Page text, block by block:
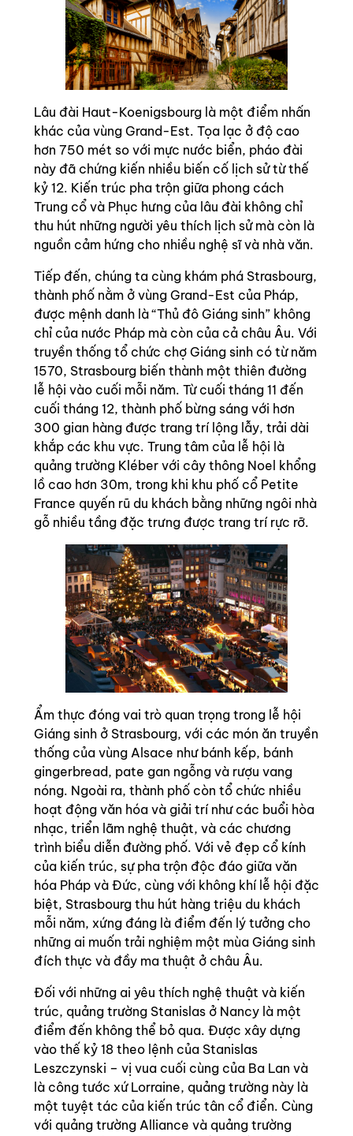
Lâu đài Haut-Koenigsbourg là một điểm nhấn
khác của vùng Grand-Est. Tọa lạc ở độ cao
hơn 750 mét so với mực nước biển, pháo đài
này đã chứng kiến nhiều biến cố lịch sử từ thế
kỷ 12. Kiến trúc pha trộn giữa phong cách
Trung cổ và Phục hưng của lâu đài không chỉ
thu hút những người yêu thích lịch sử mà còn là
nguồn cảm hứng cho nhiều nghệ sĩ và nhà văn.
Tiếp đến, chúng ta cùng khám phá Strasbourg,
thành phố nằm ở vùng Grand-Est của Pháp,
được mệnh danh là “Thủ đô Giáng sinh” không
chỉ của nước Pháp mà còn của cả châu Âu. Với
truyền thống tổ chức chợ Giáng sinh có từ năm
1570, Strasbourg biến thành một thiên đường
lễ hội vào cuối mỗi năm. Từ cuối tháng 11 đến
cuối tháng 12, thành phố bừng sáng với hơn
300 gian hàng được trang trí lộng lẫy, trải dài
khắp các khu vực. Trung tâm của lễ hội là
quảng trường Kléber với cây thông Noel khổng
lồ cao hơn 30m, trong khi khu phố cổ Petite
France quyến rũ du khách bằng những ngôi nhà
gỗ nhiều tầng đặc trưng được trang trí rực rỡ.
Ẩm thực đóng vai trò quan trọng trong lễ hội
Giáng sinh ở Strasbourg, với các món ăn truyền
thống của vùng Alsace như bánh kếp, bánh
gingerbread, pate gan ngỗng và rượu vang
nóng. Ngoài ra, thành phố còn tổ chức nhiều
hoạt động văn hóa và giải trí như các buổi hòa
nhạc, triển lãm nghệ thuật, và các chương
trình biểu diễn đường phố. Với vẻ đẹp cổ kính
của kiến trúc, sự pha trộn độc đáo giữa văn
hóa Pháp và Đức, cùng với không khí lễ hội đặc
biệt, Strasbourg thu hút hàng triệu du khách
mỗi năm, xứng đáng là điểm đến lý tưởng cho
những ai muốn trải nghiệm một mùa Giáng sinh
đích thực và đầy ma thuật ở châu Âu.
Đối với những ai yêu thích nghệ thuật và kiến
trúc, quảng trường Stanislas ở Nancy là một
điểm đến không thể bỏ qua. Được xây dựng
vào thế kỷ 18 theo lệnh của Stanislas
Leszczynski – vị vua cuối cùng của Ba Lan và
là công tước xứ Lorraine, quảng trường này là
một tuyệt tác của kiến trúc tân cổ điển. Cùng
với quảng trường Alliance và quảng trường